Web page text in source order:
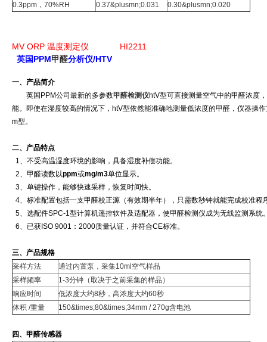
0.3ppm，70%RH
0.37&plusmn;0.031 0.30&plusmn;0.020
MV ORP 温度测定仪
HI2211
英国PPM甲醛分析仪/HTV
一、产品简介
英国PPM公司最新的多参数甲醛检测仪htV型可直接测量空气中的甲醛浓度
能。即使在湿度较高的情况下，htV型依然能准确地测量低浓度的甲醛，仪器操
m型。
二、产品特点
1、不受高温湿度环境的影响，具备湿度补偿功能。
2、甲醛读数以ppm或mg/m3单位显示。
3、单键操作，能够快速采样，恢复时间快。
4、标准配置包括一支甲醛校正源（有效期半年），只需数秒钟就能完成校准程
5、选配件SPC-1型计算机遥控软件及适配器，使甲醛检测仪成为无线监测系
6、已获ISO 9001：2000质量认证，并符合CE标准。
三、产品规格
采样方法
通过内置泵，采集10ml空气样品
采样频率
1-3分钟（取决于之前采集的样品）
响应时间
低浓度大约8秒，高浓度大约60秒
体积 /重量
150&times;80&times;34mm / 270g含电池
四、甲醛传感器